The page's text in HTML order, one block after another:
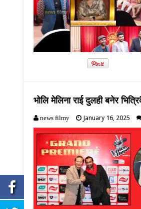
भोलि मेलिना राई दुलही बनेर
news filmy January 16, 2025